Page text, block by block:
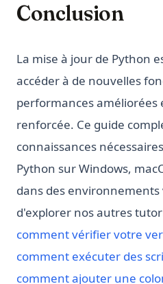
Conclusion
La mise à jour de Python
accéder à de nouvelles
performances améliorées
renforcée. Ce guide
connaissances
Python sur Windows,
dans des
d'explorer nos autres
comment vérifier votre
comment exécuter des
comment ajouter une